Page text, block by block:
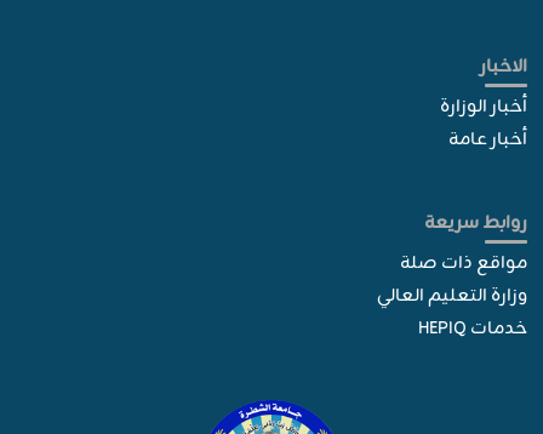
الاخبار
أخبار الوزارة
أخبار عامة
روابط سريعة
مواقع ذات صلة
وزارة التعليم العالي
خدمات HEPIQ